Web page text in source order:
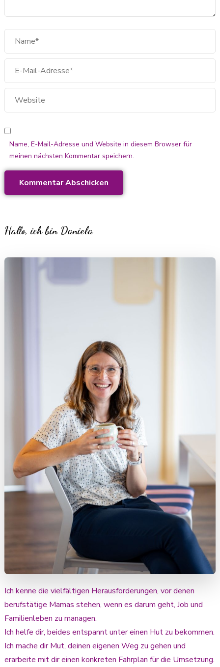
Name, E-Mail-Adresse und Website in diesem Browser für
meinen nächsten Kommentar speichern.
Hallo, ich bin Daniela
Ich kenne die vielfältigen Herausforderungen, vor denen
berufstätige Mamas stehen, wenn es darum geht, Job und
Familienleben zu managen.
Ich helfe dir, beides entspannt unter einen Hut zu bekommen.
Ich mache dir Mut, deinen eigenen Weg zu gehen und
erarbeite mit dir einen konkreten Fahrplan für die Umsetzung.